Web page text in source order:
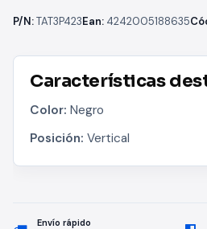
P/N:TAT3P423Ean: 4242005188635
Características
Color: Negro
Posición: Vertical
Envío rápido